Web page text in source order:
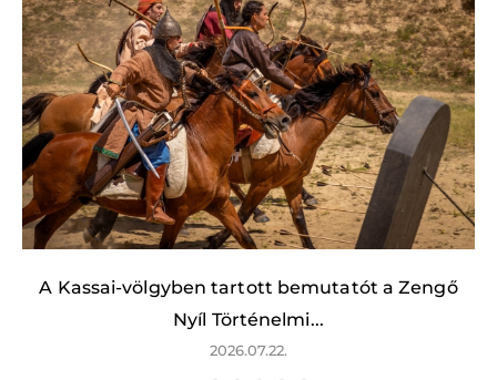
A Kassai-völgyben tartott bemutatót a Zengő
Nyíl Történelmi...
2026.07.22.